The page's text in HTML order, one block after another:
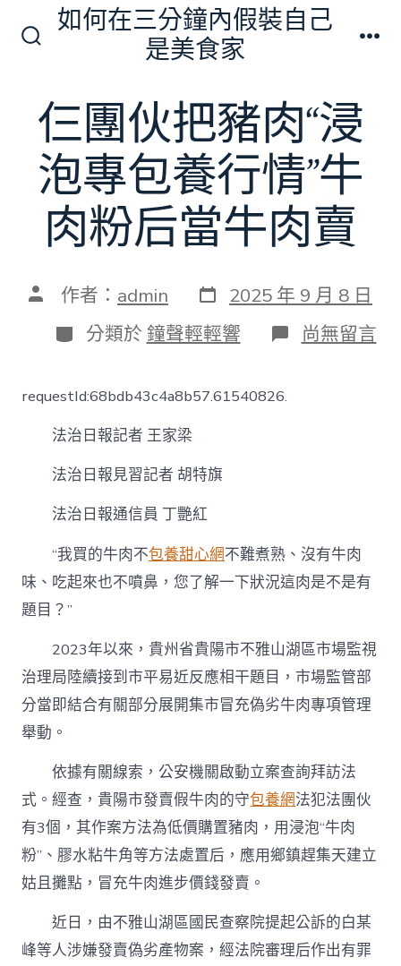
換
開
關
如何在三分鐘內假裝自己
是美食家
仨團伙把豬肉“浸
泡專包養行情”牛
肉粉后當牛肉賣
文 作者： admin 發
表
日
期
2025 年 9 月 8 日
分
類
分類於 鐘聲輕輕響 在
〈仨
行
情”
牛
后
當
牛
肉
賣〉
尚無留言
requestId:68bdb43c4a8b57.61540826.
法治日報記者 王家梁
法治日報見習記者 胡特旗
法治日報通信員 丁艷紅
“我買的牛肉不包養甜心網不難煮熟、沒有牛肉
味、吃起來也不噴鼻，您了解一下狀況這肉是不是有
題目？”
2023年以來，貴州省貴陽市不雅山湖區市場監視
治理局陸續接到市平易近反應相干題目，市場監管部
分當即結合有關部分展開集市冒充偽劣牛肉專項管理
舉動。
依據有關線索，公安機關啟動立案查詢拜訪法
式。經查，貴陽市發賣假牛肉的守包養網法犯法團伙
有3個，其作案方法為低價購置豬肉，用浸泡“牛肉
粉”、膠水粘牛角等方法處置后，應用鄉鎮趕集天建立
姑且攤點，冒充牛肉進步價錢發賣。
近日，由不雅山湖區國民查察院提起公訴的白某
峰等人涉嫌發賣偽劣產物案，經法院審理后作出有罪